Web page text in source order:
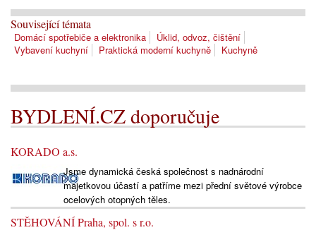
Související témata
Domácí spotřebiče a elektronika
Úklid, odvoz, čištění
Vybavení kuchyní
Praktická moderní kuchyně Kuchyně
BYDLENÍ.CZ doporučuje
KORADO a.s.
Jsme dynamická česká společnost s nadnárodní
majetkovou účastí a patříme mezi přední světové výrobce
ocelových otopných těles.
STĚHOVÁNÍ Praha, spol. s r.o.